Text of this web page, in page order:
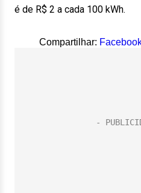
é de R$ 2 a cada 100 kWh.
Compartilhar: